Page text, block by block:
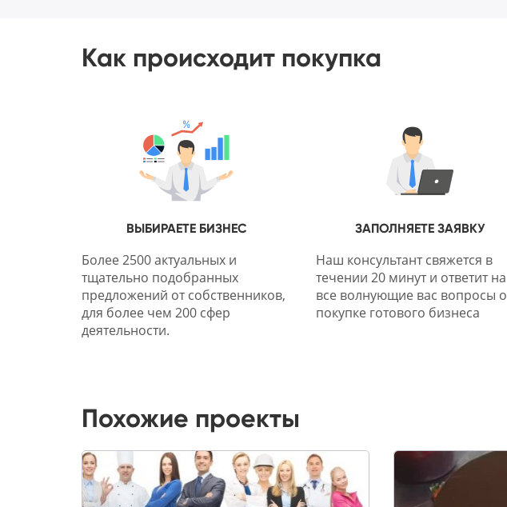
Как происходит покупка
ВЫБИРАЕТЕ БИЗНЕС
Более 2500 актуальных и
тщательно подобранных
предложений от собственников,
для более чем 200 сфер
деятельности.
ЗАПОЛНЯЕТЕ ЗАЯВКУ
Наш консультант свяжется в
течении 20 минут и ответит на
все волнующие вас вопросы о
покупке готового бизнеса
Похожие проекты